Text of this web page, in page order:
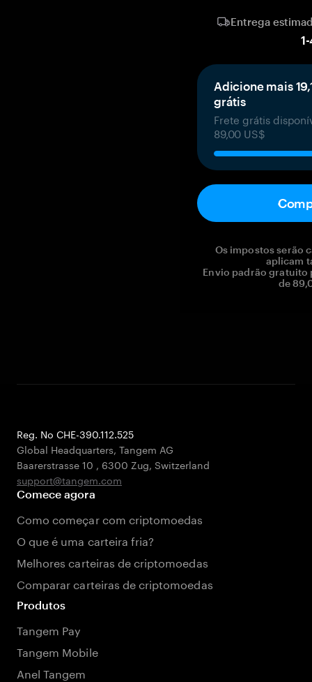
Entrega
1-
Adicione mais
grátis
Frete grátis
89,00 US$
Os impostos serão
aplicam
Envio padrão gratuito
de
Reg. No CHE-390.112.525
Global Headquarters, Tangem AG
Baarerstrasse 10 , 6300 Zug, Switzerland
support@tangem.com
Comece agora
Como começar com criptomoedas
O que é uma carteira fria?
Melhores carteiras de criptomoedas
Comparar carteiras de criptomoedas
Produtos
Tangem Pay
Tangem Mobile
Anel Tangem